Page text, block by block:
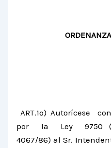
ART.1º) Autorícese
por la Ley 9750
4067/86) al Sr.